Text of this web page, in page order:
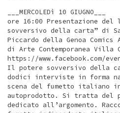
___MERCOLEDì 10 GIUGNO___
ore 16:00 Presentazione
sovversivo della carta” di
Piccardo della Genoa Comics
di Arte Contemporanea Villa
https://www.facebook.com/
Il potere sovversivo della
dodici interviste in forma
scena del fumetto italiano
autoprodotto. Si tratta del
dedicato all’argomento.